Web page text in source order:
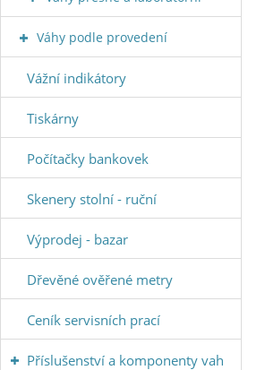
Váhy podle provedení
Vážní indikátory
Tiskárny
Počítačky bankovek
Skenery stolní - ruční
Výprodej - bazar
Dřevěné ověřené metry
Ceník servisních prací
Příslušenství a komponenty vah